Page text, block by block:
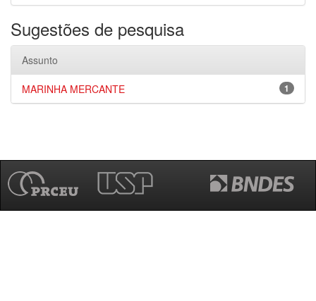
Sugestões de pesquisa
Assunto
1
MARINHA MERCANTE